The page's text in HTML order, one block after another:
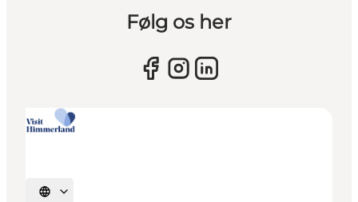
Følg os her
Sprache auswählen